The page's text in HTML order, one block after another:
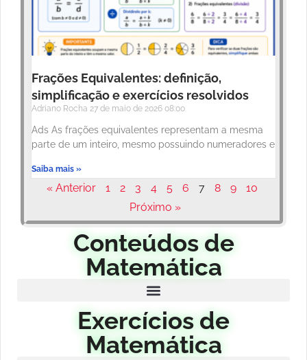
Frações Equivalentes: definição,
simplificação e exercícios resolvidos
Adriano Rocha 27 de maio de 2026 08:00
Ads As frações equivalentes representam a mesma
parte de um inteiro, mesmo possuindo numeradores e
Saiba mais »
« Anterior 1 2 3 4 5 6 7 8 9
10
Próximo »
Conteúdos de
Matemática
Exercícios de
Matemática